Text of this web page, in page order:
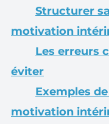
Structurer
motivation
Les erreurs
éviter
Exemples
motivation